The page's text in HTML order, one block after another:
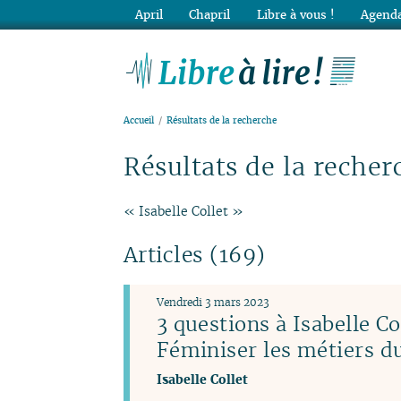
Accueil Résultats de la recherche
Résultats de la
« Isabelle Collet »
Articles (169)
3 questions à Isabelle
Féminiser les métiers
Vendredi 3 mars 2023
Isabelle Collet
April Chapril Libre à vous !